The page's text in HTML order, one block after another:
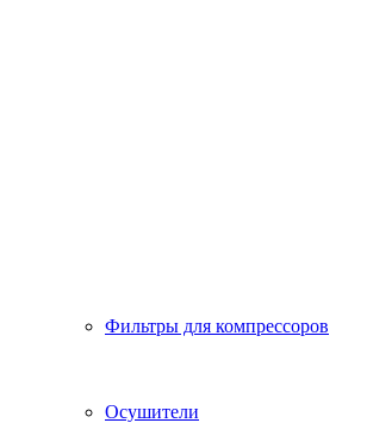
Фильтры для компрессоров
Осушители